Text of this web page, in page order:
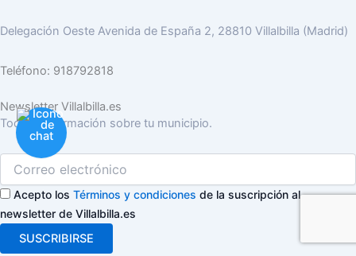
Delegación Oeste Avenida de España 2, 28810 Villalbilla (Madrid)
Teléfono: 918792818
Newsletter Villalbilla.es
Toda la información sobre tu municipio.
Acepto los Términos y condiciones de la suscripción al
newsletter de Villalbilla.es
SUSCRIBIRSE